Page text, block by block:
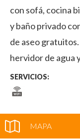
con sofá, cocina
y baño privado
de aseo
hervidor de agua
SERVICIOS:
MAPA